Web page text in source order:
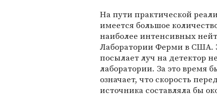
На пути практической
имеется большое
наиболее интенсивных
Лаборатории Ферми в США.
посылает луч на детектор
лаборатории. За это время
означает, что скорость
источника составляла бы